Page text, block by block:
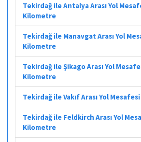
Tekirdağ ile Antalya Arası Yol
Kilometre
Tekirdağ ile Manavgat Arası Yol
Kilometre
Tekirdağ ile Şikago Arası Yol
Kilometre
Tekirdağ ile Vakıf Arası Yol
Tekirdağ ile Feldkirch Arası Yol
Kilometre